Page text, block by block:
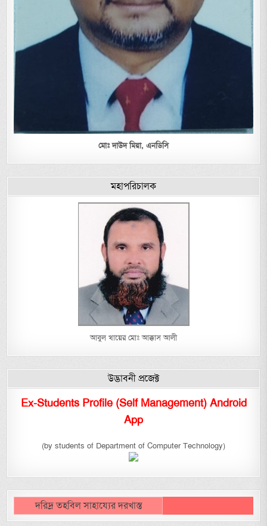
মোঃ দাউদ মিয়া, এনডিসি
মহাপরিচালক
আবুল খায়ের মোঃ আক্কাস আলী
উদ্ভাবনী প্রজেক্ট
Ex-Students Profile (Self Management) Android
App
(by students of Department of Computer Technology)
দরিদ্র তহবিল সাহায্যের দরখাস্ত